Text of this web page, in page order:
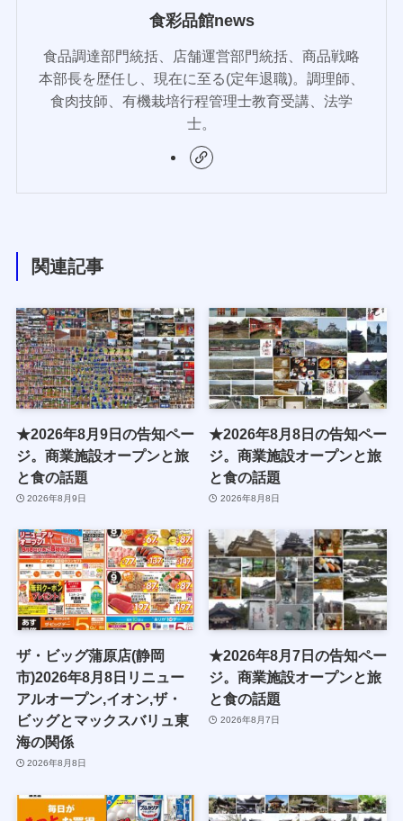
食彩品館news
食品調達部門統括、店舗運営部門統括、商品戦略
本部長を歴任し、現在に至る(定年退職)。調理師、
食肉技師、有機栽培行程管理士教育受講、法学
士。
関連記事
★2026年8月9日の告知ペー
ジ。商業施設オープンと旅
と食の話題
2026年8月9日
★2026年8月8日の告知ペー
ジ。商業施設オープンと旅
と食の話題
2026年8月8日
ザ・ビッグ蒲原店(静岡
市)2026年8月8日リニュー
アルオープン,イオン,ザ・
ビッグとマックスバリュ東
海の関係
2026年8月8日
★2026年8月7日の告知ペー
ジ。商業施設オープンと旅
と食の話題
2026年8月7日